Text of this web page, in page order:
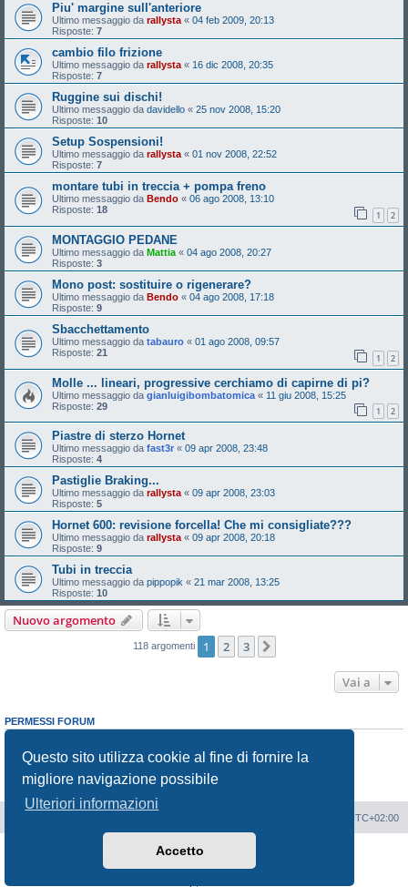
Questo sito utilizza cookie al fine di fornire la
migliore navigazione possibile
Ulteriori informazioni
Accetto
Piu' margine sull'anteriore
Ultimo messaggio da rallysta « 04 feb 2009, 20:13
Risposte: 7
cambio filo frizione
Ultimo messaggio da rallysta « 16 dic 2008, 20:35
Risposte: 7
Ruggine sui dischi!
Ultimo messaggio da davidello « 25 nov 2008, 15:20
Risposte: 10
Setup Sospensioni!
Ultimo messaggio da rallysta « 01 nov 2008, 22:52
Risposte: 7
montare tubi in treccia + pompa freno
Ultimo messaggio da Bendo « 06 ago 2008, 13:10
Risposte: 18 1 2
MONTAGGIO PEDANE
Ultimo messaggio da Mattia « 04 ago 2008, 20:27
Risposte: 3
Mono post: sostituire o rigenerare?
Ultimo messaggio da Bendo « 04 ago 2008, 17:18
Risposte: 9
Sbacchettamento
Ultimo messaggio da tabauro « 01 ago 2008, 09:57
Risposte: 21 1 2
Molle ... lineari, progressive cerchiamo di capirne di pi?
Ultimo messaggio da gianluigibombatomica « 11 giu 2008, 15:25
Risposte: 29 1 2
Piastre di sterzo Hornet
Ultimo messaggio da fast3r « 09 apr 2008, 23:48
Risposte: 4
Pastiglie Braking...
Ultimo messaggio da rallysta « 09 apr 2008, 23:03
Risposte: 5
Hornet 600: revisione forcella! Che mi consigliate???
Ultimo messaggio da rallysta « 09 apr 2008, 20:18
Risposte: 9
Tubi in treccia
Ultimo messaggio da pippopik « 21 mar 2008, 13:25
Risposte: 10
Nuovo argomento
118 argomenti 1 2 3
Vai a
PERMESSI FORUM
Non puoi
rispondere negli argomenti
Non puoimodificare i tuoi messaggi
Non puoicancellare i tuoi messaggi
Non puoi
inviare allegati
UTC+02:00
phpBB® Forum Software © phpBB Limited
phpBB-Italia.it